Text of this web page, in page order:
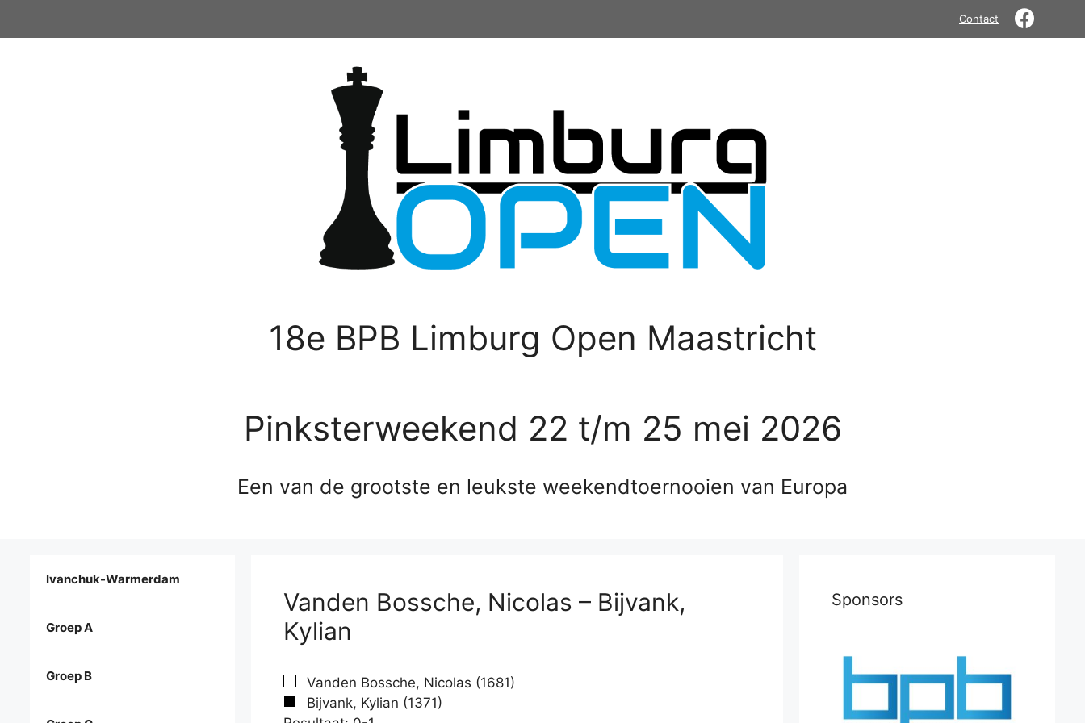
Contact
18e BPB Limburg Open Maastricht
Pinksterweekend 22 t/m 25 mei 2026
Een van de grootste en leukste weekendtoernooien van Europa
Vanden Bossche, Nicolas – Bijvank,
Kylian
Vanden Bossche, Nicolas (1681)
Bijvank, Kylian (1371)
Ivanchuk-Warmerdam
Groep A
Groep B
Sponsors